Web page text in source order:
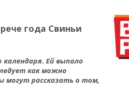
года Свиньи
Ей выпало
как можно
могут рассказать о том,